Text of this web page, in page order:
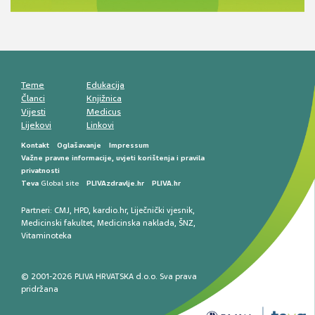
smetnji do rane onkološke dijagnostike
Teme
Članci
Vijesti
Lijekovi
Edukacija
Knjižnica
Medicus
Linkovi
Kontakt Oglašavanje
Impressum
Važne pravne informacije, uvjeti korištenja i pravila
privatnosti
Teva Global site PLIVAzdravlje.hr PLIVA.hr
Partneri: CMJ, HPD, kardio.hr, Liječnički vjesnik,
Medicinski fakultet, Medicinska naklada, ŠNZ,
Vitaminoteka
© 2001-2026 PLIVA HRVATSKA d.o.o. Sva prava
pridržana